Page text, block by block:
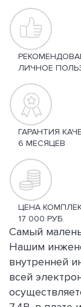
ЛИЧНОЕ
ГАРАНТИЯ
6 МЕСЯЦЕВ
ЦЕНА
17 000 РУБ.
Самый
Нашим
внутренней
всей